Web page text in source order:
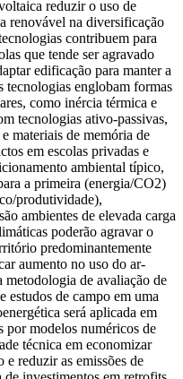
reduzir o uso de
renovável na diversificação
contribuem para
que tende ser agravado
edificação para manter a
tecnologias englobam formas
como inércia térmica e
tecnologias ativo-passivas,
materiais de memória de
em escolas privadas e
ambiental típico,
a primeira (energia/CO2)
produtividade),
ambientes de elevada carga
poderão agravar o
predominantemente
aumento no uso do ar-
de avaliação de
estudos de campo em uma
será aplicada em
por modelos numéricos de
técnica em economizar
reduzir as emissões de